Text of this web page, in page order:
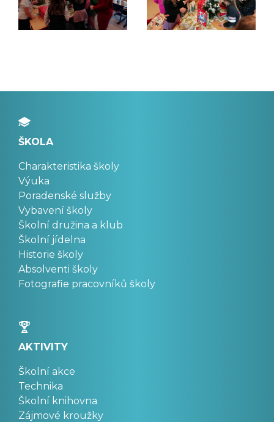
ŠKOLA
Charakteristika školy
Výuka
Poradenské služby
Vybavení školy
Školní družina a klub
Školní jídelna
Historie školy
Absolventi školy
Fotografie pracovníků školy
AKTIVITY
Školní akce
Technika
Školní knihovna
Zájmové kroužky